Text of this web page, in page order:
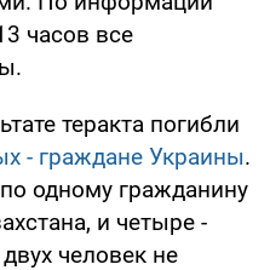
часов все
теракта погибли
- граждане Украины.
одному гражданину
и четыре -
человек не